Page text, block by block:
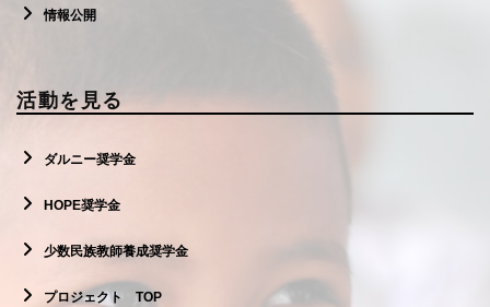
情報公開
活動を見る
ダルニー奨学金
HOPE奨学金
少数民族教師養成奨学金
プロジェクト TOP